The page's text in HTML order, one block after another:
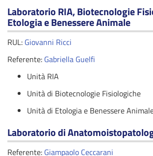
Laboratorio RIA, Biotecnologie
Etologia e Benessere Animale
RUL: Giovanni Ricci
Referente: Gabriella Guelfi
Unità RIA
Unità di Biotecnologie Fisiologiche
Unità di Etologia e Benessere
Laboratorio di
Referente: Giampaolo Ceccarani